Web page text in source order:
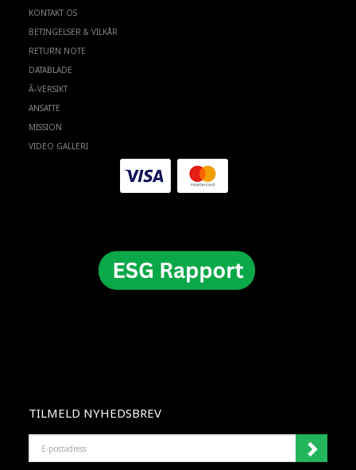
KONTAKT OS
BETINGELSER & VILKÅR
RETURN NOTE
DATABLADE
Ã–VERSIKT
ANSATTE
MISSION
VIDEO GALLERI
TILMELD NYHEDSBREV
POSTADRESS